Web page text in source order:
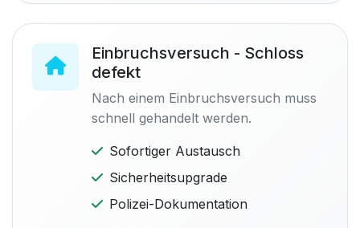
Einbruchsversuch - Schloss
defekt
Nach einem Einbruchsversuch muss
schnell gehandelt werden.
Sofortiger Austausch
Sicherheitsupgrade
Polizei-Dokumentation